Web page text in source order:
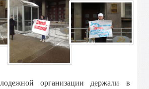
организации держали в